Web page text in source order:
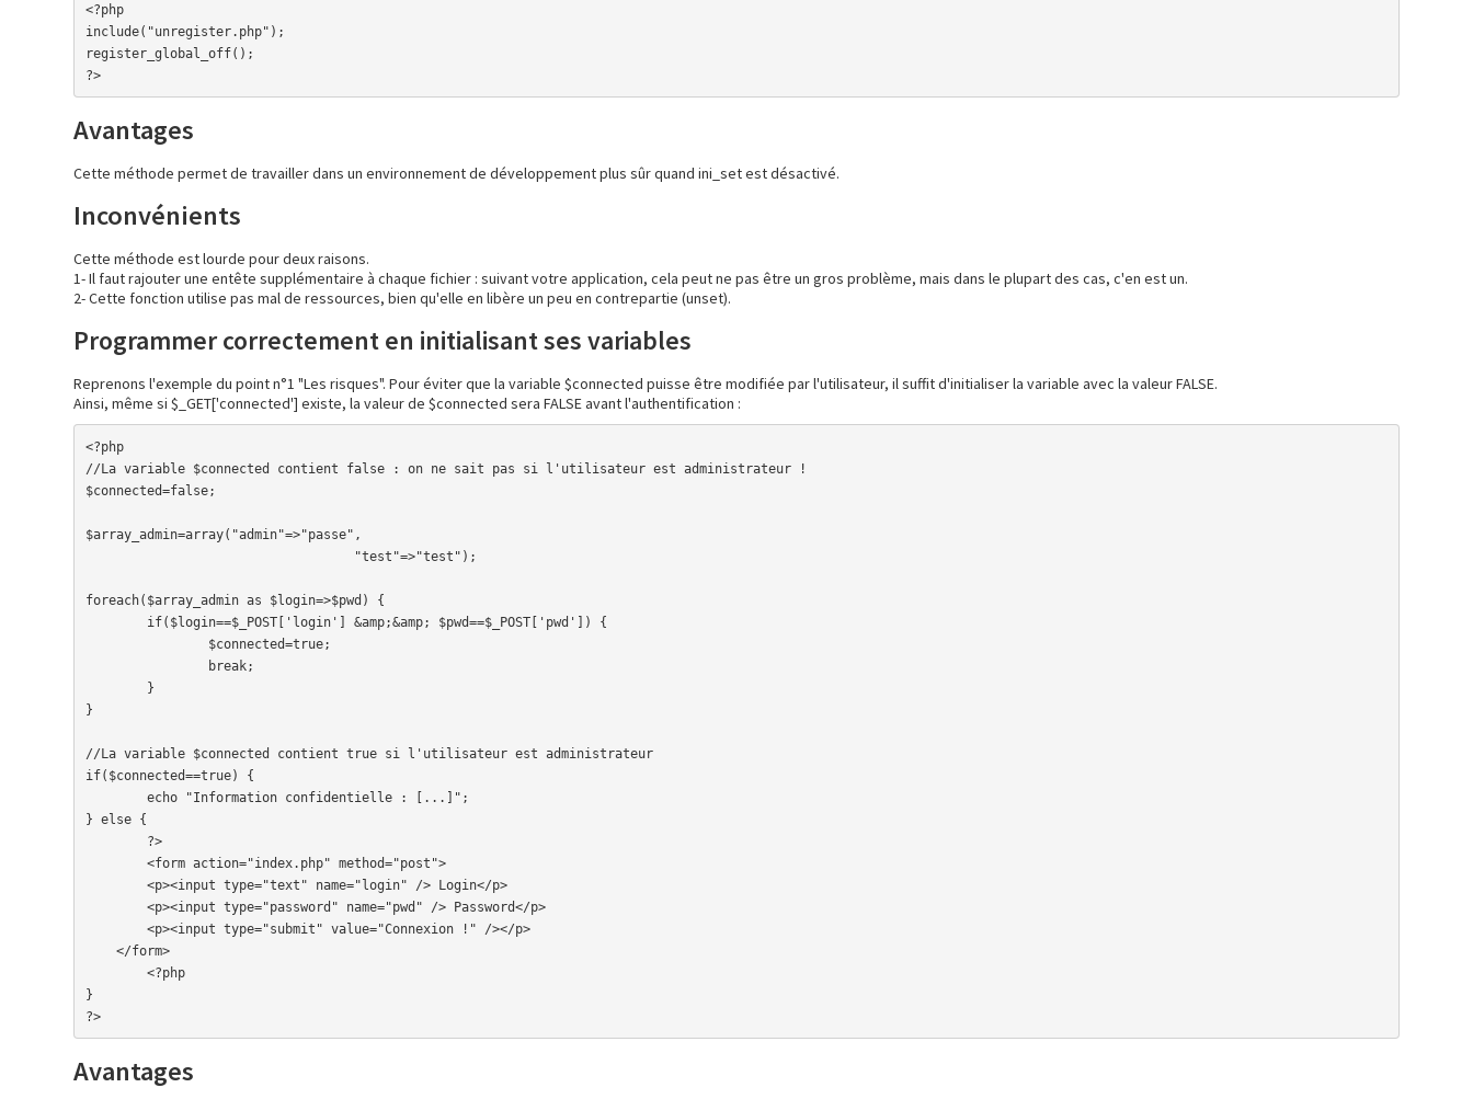
<?php
include("unregister.php");
register_global_off();
?>
Avantages
Cette méthode permet de travailler dans un environnement de développement plus sûr quand ini_set est désactivé.
Inconvénients
Cette méthode est lourde pour deux raisons.
1- Il faut rajouter une entête supplémentaire à chaque fichier : suivant votre application, cela peut ne pas être un gros problème, mais dans le plupart des cas, c'en est un.
2- Cette fonction utilise pas mal de ressources, bien qu'elle en libère un peu en contrepartie (unset).
Programmer correctement en initialisant ses variables
Reprenons l'exemple du point n°1 "Les risques". Pour éviter que la variable $connected puisse être modifiée par l'utilisateur, il suffit d'initialiser la variable avec la valeur FALSE.
Ainsi, même si $_GET['connected'] existe, la valeur de $connected sera FALSE avant l'authentification :
<?php
//La variable $connected contient false : on ne sait pas si l'utilisateur est administrateur !
$connected=false;
$array_admin=array("admin"=>"passe",
foreach($array_admin as $login=>$pwd) {
}
//La variable $connected contient true si l'utilisateur est administrateur
if($connected==true) {
} else {
}
?>
Avantages